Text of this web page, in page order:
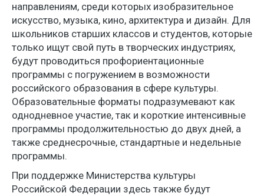
направлениям, среди которых изобразительное
искусство, музыка, кино, архитектура и дизайн. Для
школьников старших классов и студентов, которые
только ищут свой путь в творческих индустриях,
будут проводиться профориентационные
программы с погружением в возможности
российского образования в сфере культуры.
Образовательные форматы подразумевают как
однодневное участие, так и короткие интенсивные
программы продолжительностью до двух дней, а
также среднесрочные, стандартные и недельные
программы.
При поддержке Министерства культуры
Российской Федерации здесь также будут